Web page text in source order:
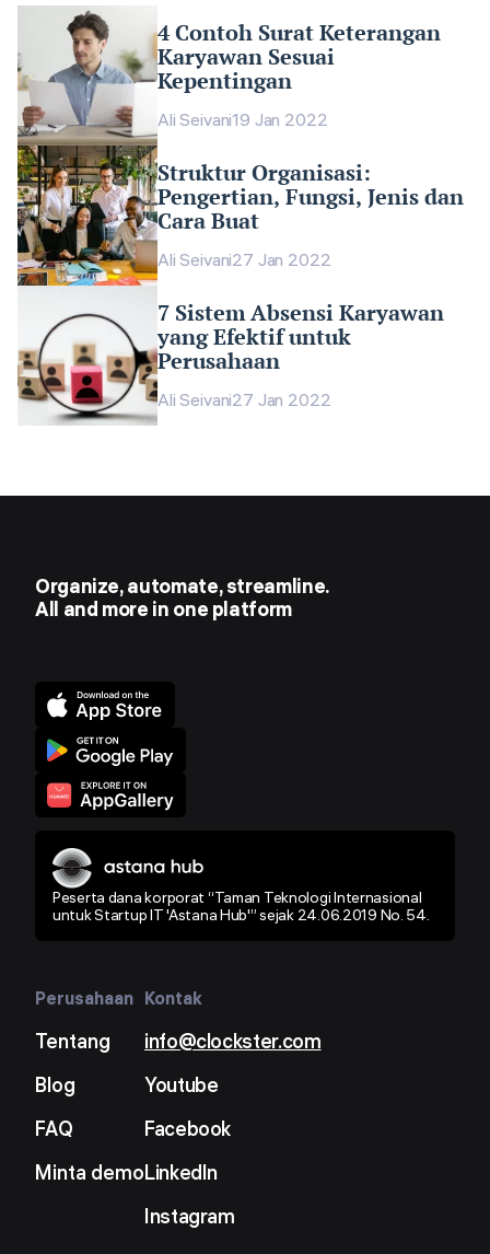
4 Contoh Surat Keterangan
Karyawan Sesuai
Kepentingan
Ali Seivani19 Jan 2022
Struktur Organisasi:
Pengertian, Fungsi, Jenis dan
Cara Buat
Ali Seivani27 Jan 2022
7 Sistem Absensi Karyawan
yang Efektif untuk
Perusahaan
Ali Seivani27 Jan 2022
Organize, automate, streamline.
All and more in one platform
Peserta dana korporat “Taman Teknologi Internasional
untuk Startup IT 'Astana Hub'” sejak 24.06.2019 No. 54.
Perusahaan
Tentang
Blog
FAQ
Minta demo
Kontak
info@clockster.com
Youtube
Facebook
LinkedIn
Instagram